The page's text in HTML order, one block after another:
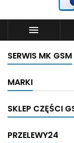

SERWIS MK GSM
MARKI
SKLEP CZĘŚCI
PRZELEWY24